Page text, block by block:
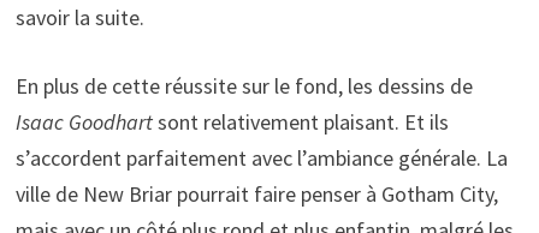
savoir la suite.
En plus de cette réussite sur le fond, les dessins de
Isaac Goodhartsont relativement plaisant. Et ils
s’accordent parfaitement avec l’ambiance générale. La
ville de New Briar pourrait faire penser à Gotham City,